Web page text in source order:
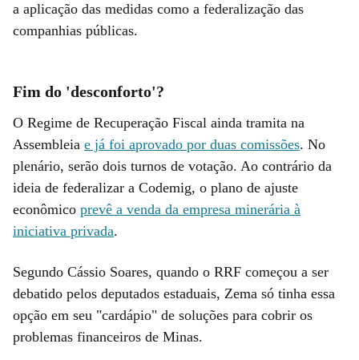
a aplicação das medidas como a federalização das
companhias públicas.
Fim do 'desconforto'?
O Regime de Recuperação Fiscal ainda tramita na
Assembleia e já foi aprovado por duas comissões. No
plenário, serão dois turnos de votação. Ao contrário da
ideia de federalizar a Codemig, o plano de ajuste
econômico prevê a venda da empresa minerária à
iniciativa privada.
Segundo Cássio Soares, quando o RRF começou a ser
debatido pelos deputados estaduais, Zema só tinha essa
opção em seu "cardápio" de soluções para cobrir os
problemas financeiros de Minas.